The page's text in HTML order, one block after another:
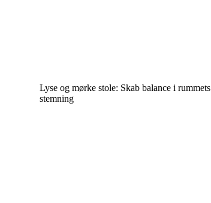
Lyse og mørke stole: Skab balance i rummets
stemning